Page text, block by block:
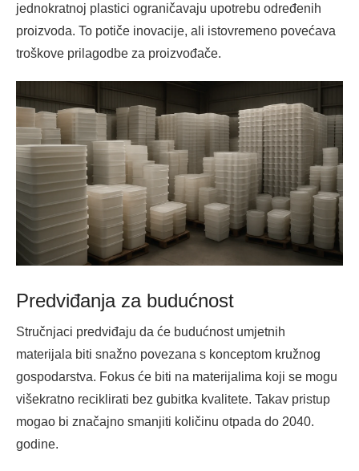
jednokratnoj plastici ograničavaju upotrebu određenih
proizvoda. To potiče inovacije, ali istovremeno povećava
troškove prilagodbe za proizvođače.
Predviđanja za budućnost
Stručnjaci predviđaju da će budućnost umjetnih
materijala biti snažno povezana s konceptom kružnog
gospodarstva. Fokus će biti na materijalima koji se mogu
višekratno reciklirati bez gubitka kvalitete. Takav pristup
mogao bi značajno smanjiti količinu otpada do 2040.
godine.